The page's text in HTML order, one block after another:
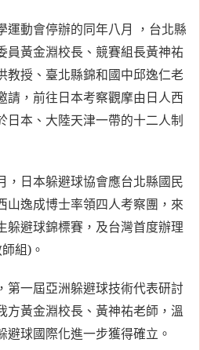
運動會停辦的同年八月 ，台北縣
員黃金淵校長、競賽組長黃神祐
教授、臺北縣錦和國中邱逸仁老
請，前往日本考察觀摩由日人西
日本、大陸天津一帶的十二人制
，日本躲避球協會應台北縣國民
山逸成博士率領四人考察團，來
躲避球錦標賽，及台灣首度辦理
組) 。
第一屆亞洲躲避球技術代表研討
方黃金淵校長、黃神祐老師，溫
球國際化進一步獲得確立。